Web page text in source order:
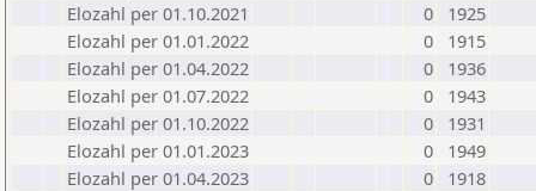
Elozahl per 01.10.2021
0
1925
Elozahl per 01.01.2022
0
1915
Elozahl per 01.04.2022
0
1936
Elozahl per 01.07.2022
0
1943
Elozahl per 01.10.2022
0
1931
Elozahl per 01.01.2023
0
1949
Elozahl per 01.04.2023
0
1918